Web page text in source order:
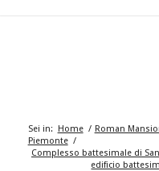
Sei in: Home / Roman
Piemonte /
Complesso battesimale di
edificio